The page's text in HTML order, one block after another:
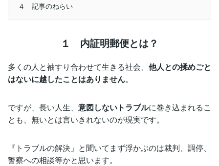
４ 記事のねらい
１ 内証明郵便とは？
多くの人と袖すり合わせて生きる社会、 他人との揉めごと
はないに越したことはありません。
ですが、長い人生、 意図しないトラブルに巻き込まれるこ
とも、無いとは言いきれないのが現実です。
『トラブルの解決」と聞いてまず浮かぶのは裁判、調停、
警察への相談等かと思います。